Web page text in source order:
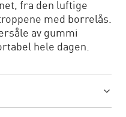
fra den luftige
med borrelås.
av gummi
hele dagen.